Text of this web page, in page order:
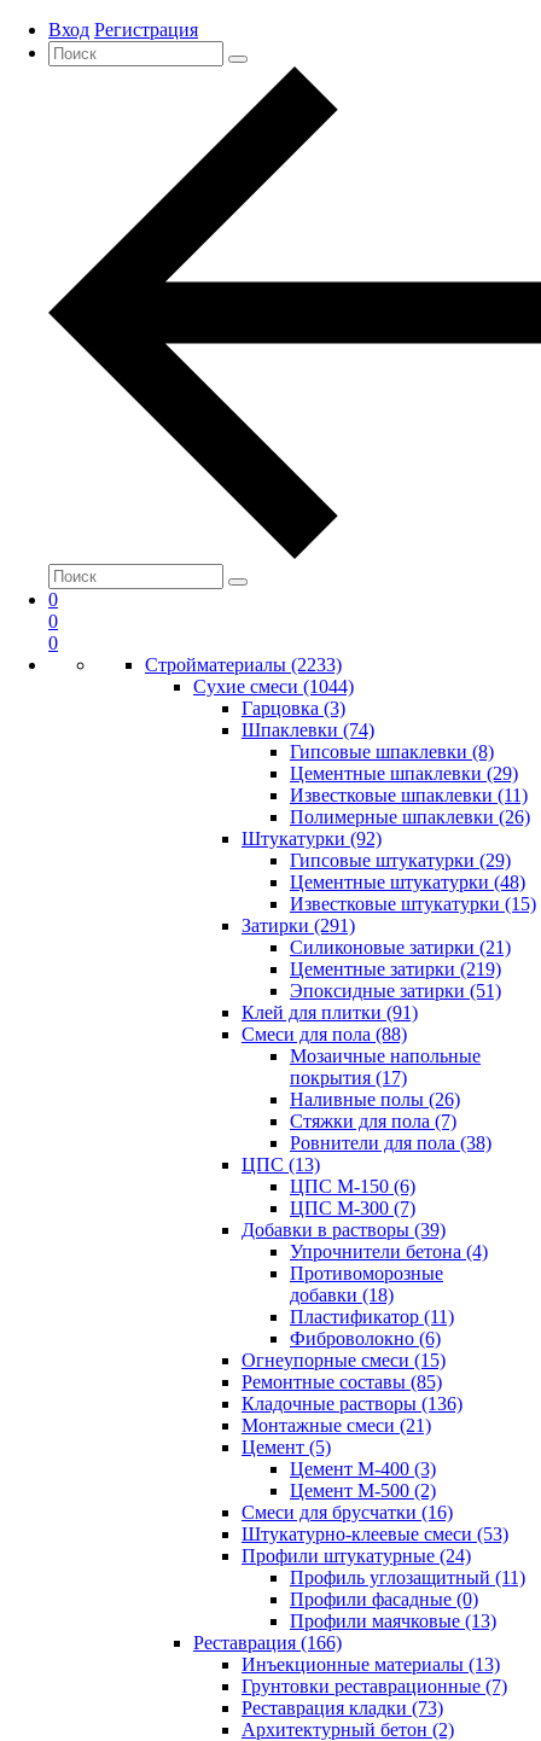
Вход Регистрация
0
0
0
Стройматериалы (2233)
Сухие смеси (1044)
Гарцовка (3)
Шпаклевки (74)
Гипсовые шпаклевки (8)
Цементные шпаклевки (29)
Известковые шпаклевки (11)
Полимерные шпаклевки (26)
Штукатурки (92)
Гипсовые штукатурки (29)
Цементные штукатурки (48)
Известковые штукатурки (15)
Затирки (291)
Силиконовые затирки (21)
Цементные затирки (219)
Эпоксидные затирки (51)
Клей для плитки (91)
Смеси для пола (88)
Мозаичные напольные
покрытия (17)
Наливные полы (26)
Стяжки для пола (7)
Ровнители для пола (38)
ЦПС (13)
ЦПС М-150 (6)
ЦПС М-300 (7)
Добавки в растворы (39)
Упрочнители бетона (4)
Противоморозные
добавки (18)
Пластификатор (11)
Фиброволокно (6)
Огнеупорные смеси (15)
Ремонтные составы (85)
Кладочные растворы (136)
Монтажные смеси (21)
Цемент (5)
Цемент М-400 (3)
Цемент М-500 (2)
Смеси для брусчатки (16)
Штукатурно-клеевые смеси (53)
Профили штукатурные (24)
Профиль углозащитный (11)
Профили фасадные (0)
Профили маячковые (13)
Реставрация (166)
Инъекционные материалы (13)
Грунтовки реставрационные (7)
Реставрация кладки (73)
Архитектурный бетон (2)